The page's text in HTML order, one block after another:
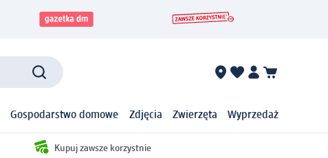
Gospodarstwo domowe Zdjęcia Zwierzęta Wyprzedaż
Kupuj zawsze korzystnie